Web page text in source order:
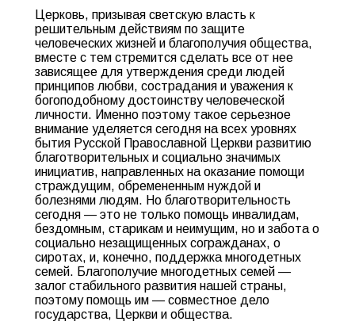
Церковь, призывая светскую власть к
решительным действиям по защите
человеческих жизней и благополучия общества,
вместе с тем стремится сделать все от нее
зависящее для утверждения среди людей
принципов любви, сострадания и уважения к
богоподобному достоинству человеческой
личности. Именно поэтому такое серьезное
внимание уделяется сегодня на всех уровнях
бытия Русской Православной Церкви развитию
благотворительных и социально значимых
инициатив, направленных на оказание помощи
страждущим, обремененным нуждой и
болезнями людям. Но благотворительность
сегодня — это не только помощь инвалидам,
бездомным, старикам и неимущим, но и забота о
социально незащищенных согражданах, о
сиротах, и, конечно, поддержка многодетных
семей. Благополучие многодетных семей —
залог стабильного развития нашей страны,
поэтому помощь им — совместное дело
государства, Церкви и общества.